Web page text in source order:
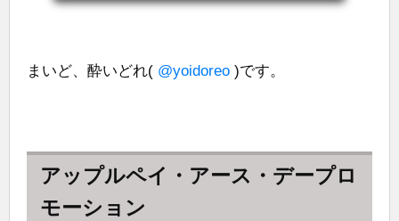
まいど、酔いどれ( @yoidoreo )です。
アップルペイ・アース・デープロ
モーション